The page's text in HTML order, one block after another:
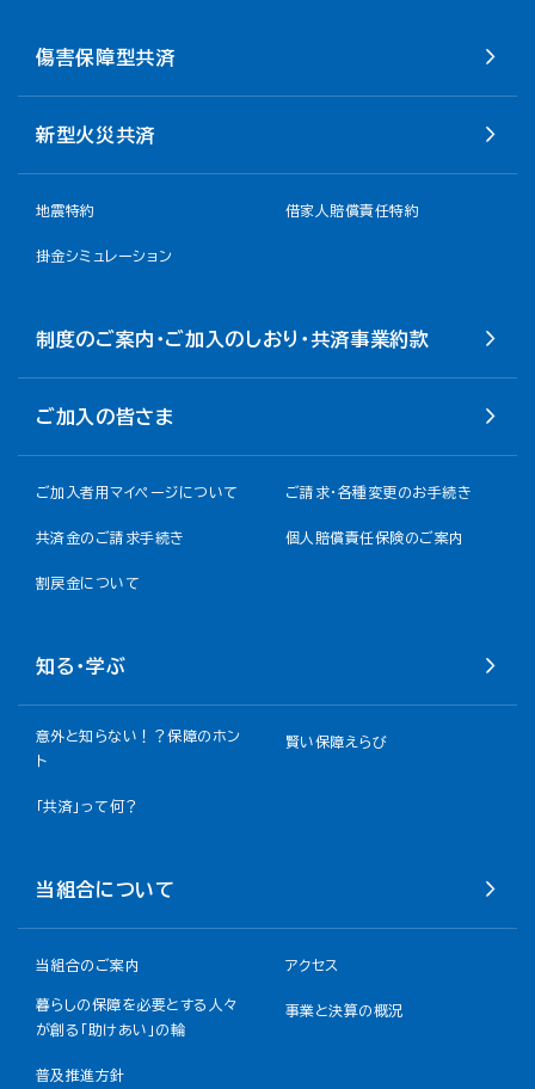
傷害保障型共済
新型火災共済
地震特約 借家人賠償責任特約
掛金シミュレーション
制度のご案内・ご加入のしおり・共済事業約款
ご加入の皆さま
ご加入者用マイページについて ご請求・各種変更のお手続き
共済金のご請求手続き 個人賠償責任保険のご案内
割戻金について​
知る・学ぶ
意外と知らない！？保障のホン
ト
賢い保障えらび
「共済」って何？
当組合について
当組合のご案内 アクセス
暮らしの保障を必要とする人々
が創る「助けあい」の輪
事業と決算の概況
普及推進方針